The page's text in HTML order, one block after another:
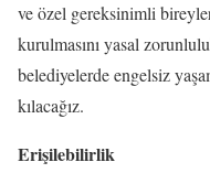
ve özel gereksinimli
kurulmasını yasal
belediyelerde engelsiz
kılacağız.
Erişilebilirlik